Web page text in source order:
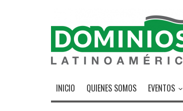
INICIO QUIENES SOMOS EVENTOS